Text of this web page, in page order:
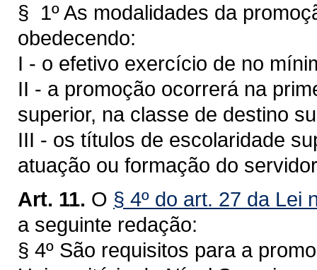
§ 1º As modalidades da
obedecendo:
I - o efetivo exercício de no
II - a promoção ocorrerá na
superior, na classe de destino
III - os títulos de escolaridade
atuação ou formação do
Art. 11. O § 4º do art. 27 da Lei
a seguinte redação:
§ 4º São requisitos para a